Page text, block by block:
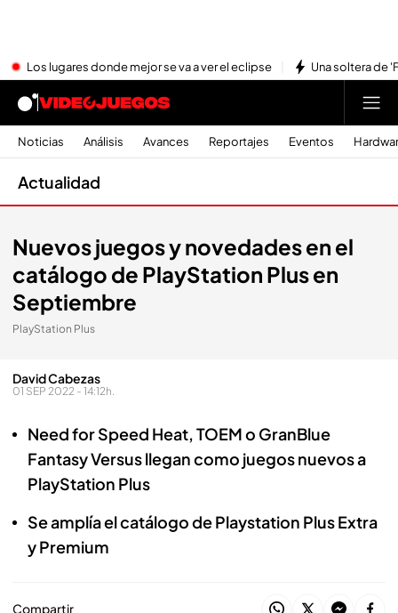
Los lugares donde mejor se va a ver el eclipse Una soltera de
Noticias Análisis Avances Reportajes Eventos
Actualidad
Nuevos juegos y novedades en el
catálogo de PlayStation Plus en
Septiembre
PlayStation Plus
David Cabezas
01 SEP 2022 - 14:12h.
Need for Speed Heat, TOEM o GranBlue
Fantasy Versus llegan como juegos nuevos a
PlayStation Plus
Se amplía el catálogo de Playstation Plus Extra
y Premium
Compartir